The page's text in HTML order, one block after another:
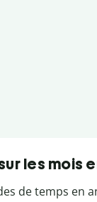
les mois
de temps en